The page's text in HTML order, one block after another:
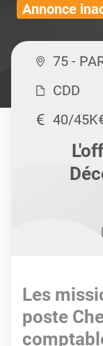
Annonce
75 -
CDD
40/
Les
poste